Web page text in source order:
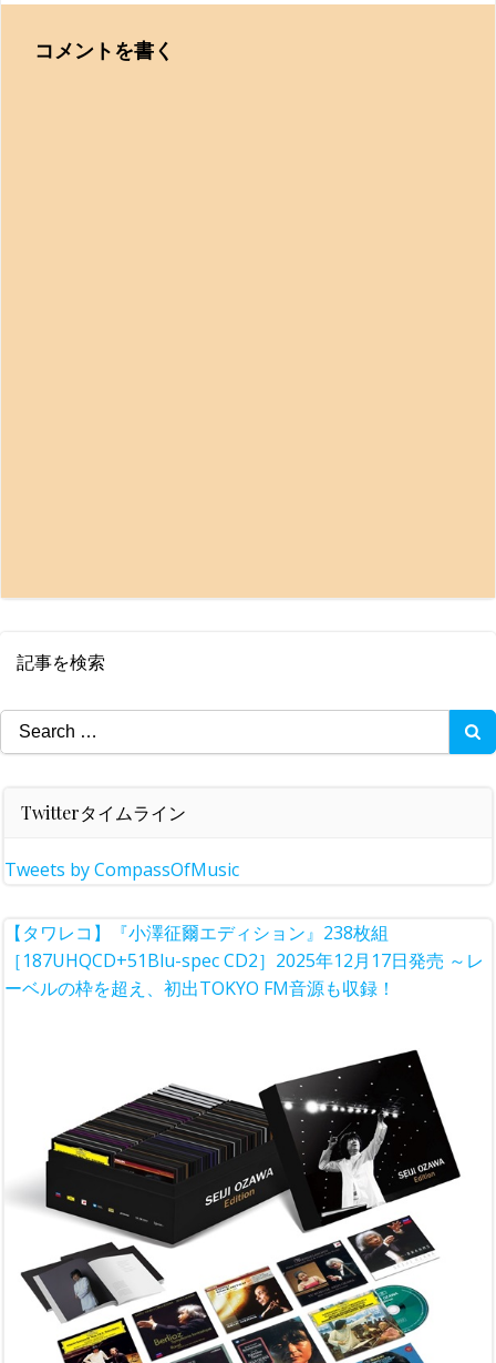
コメントを書く
記事を検索
Search
for:
Twitterタイムライン
Tweets by CompassOfMusic
【タワレコ】『小澤征爾エディション』238枚組
［187UHQCD+51Blu-spec CD2］2025年12月17日発売 ～レ
ーベルの枠を超え、初出TOKYO FM音源も収録！